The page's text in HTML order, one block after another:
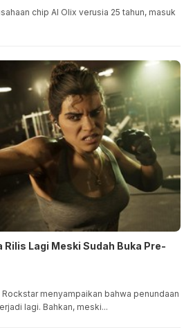
chip AI Olix verusia 25 tahun, masuk
Rilis Lagi Meski Sudah Buka Pre-
menyampaikan bahwa penundaan
lagi. Bahkan, meski...